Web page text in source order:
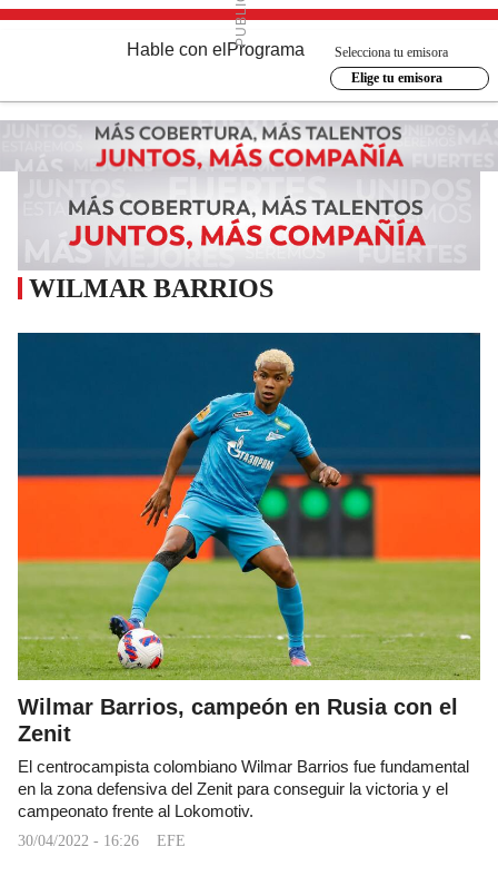
Hable con el Programa
Selecciona tu emisora
Elige tu emisora
WILMAR BARRIOS
Wilmar Barrios, campeón en Rusia con el
Zenit
El centrocampista colombiano Wilmar Barrios fue fundamental
en la zona defensiva del Zenit para conseguir la victoria y el
campeonato frente al Lokomotiv.
30/04/2022 - 16:26 EFE